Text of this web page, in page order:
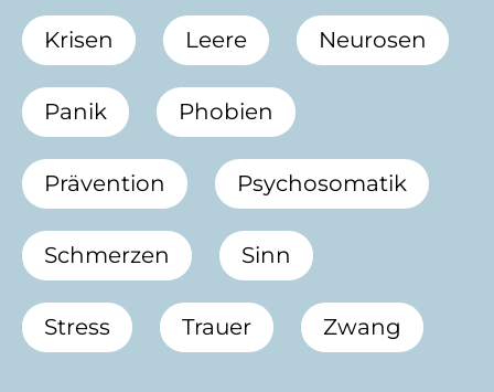
Krisen Leere Neurosen
Panik Phobien
Prävention Psychosomatik
Schmerzen Sinn
Stress Trauer Zwang